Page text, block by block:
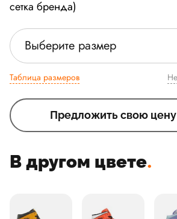
сетка бренда)
Выберите размер
Таблица размеров
Предложить свою цену
В другом цвете.